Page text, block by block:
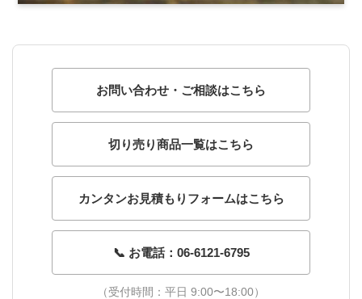
お問い合わせ・ご相談はこちら
切り売り商品一覧はこちら
カンタンお見積もりフォームはこちら
📞 お電話：06-6121-6795
（受付時間：平日 9:00〜18:00）